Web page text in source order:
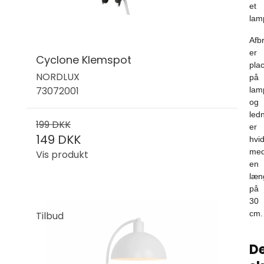
Cyclone Klemspot
NORDLUX
73072001
199 DKK
149 DKK
Vis produkt
Tilbud
et
er
på
og
er
hvid
en
på
30
cm.